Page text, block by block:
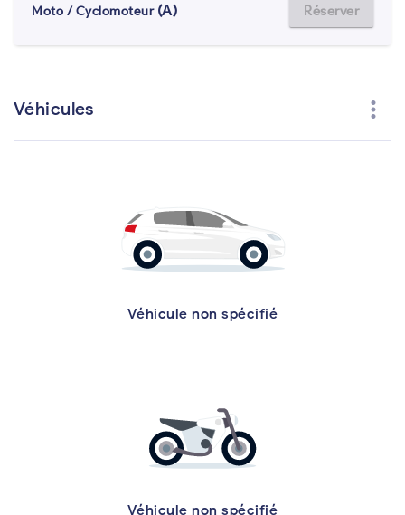
Moto / Cyclomoteur (A) Réserver
Véhicules more_vert
Véhicule non spécifié
Véhicule non spécifié